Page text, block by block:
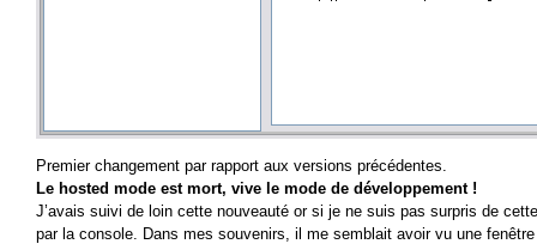
Premier changement par rapport aux versions précédentes.
Le hosted mode est mort, vive le mode de développement !
J’avais suivi de loin cette nouveauté or si je ne suis pas surpris de
par la console. Dans mes souvenirs, il me semblait avoir vu une